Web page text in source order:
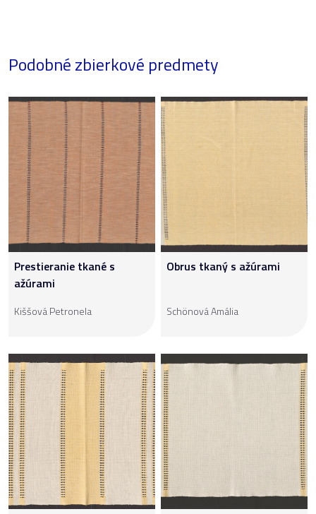
Podobné zbierkové predmety
Prestieranie tkané s
ažúrami
Kiššová Petronela
Obrus tkaný s ažúrami
Schönová Amália